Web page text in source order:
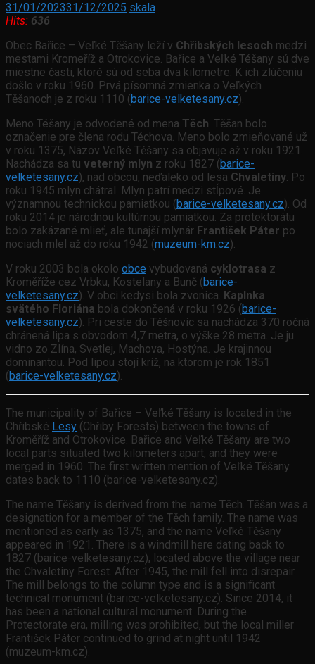
31/01/202331/12/2025 skala
Hits: 636
Obec Bařice – Veľké Těšany leží v Chřibských lesoch medzi
mestami Kromeříž a Otrokovice. Bařice a Veľké Téšany sú dve
miestne časti, ktoré sú od seba dva kilometre. K ich zlúčeniu
došlo v roku 1960. Prvá písomná zmienka o Veľkých
Těšanoch je z roku 1110 (barice-velketesany.cz).
Meno Téšany je odvodené od mena Těch. Těšan bolo
označenie pre člena rodu Téchova. Meno bolo zmieňované už
v roku 1375, Názov Veľké Těšany sa objavuje až v roku 1921.
Nachádza sa tu veterný mlyn z roku 1827 (barice-
velketesany.cz), nad obcou, neďaleko od lesa Chvaletiny. Po
roku 1945 mlyn chátral. Mlyn patrí medzi stĺpové. Je
významnou technickou pamiatkou (barice-velketesany.cz). Od
roku 2014 je národnou kultúrnou pamiatkou. Za protektorátu
bolo zakázané mlieť, ale tunajší mlynár František Páter po
nociach mlel až do roku 1942 (muzeum-km.cz).
V roku 2003 bola okolo obce vybudovaná cyklotrasa z
Kroměříže cez Vrbku, Kostelany a Bunč (barice-
velketesany.cz). V obci kedysi bola zvonica. Kaplnka
svätého Floriána bola dokončená v roku 1926 (barice-
velketesany.cz). Pri ceste do Těšnovíc sa nachádza 370 ročná
chránená lipa s obvodom 4,7 metra, o výške 28 metra. Je ju
vidno zo Zlína, Svetlej, Machova, Hostýna. Je krajinnou
dominantou. Pod lipou stojí kríž, na ktorom je rok 1851
(barice-velketesany.cz).
The municipality of Bařice – Veľké Těšany is located in the
Chřibské Lesy (Chřiby Forests) between the towns of
Kroměříž and Otrokovice. Bařice and Veľké Těšany are two
local parts situated two kilometers apart, and they were
merged in 1960. The first written mention of Veľké Těšany
dates back to 1110 (barice-velketesany.cz).
The name Těšany is derived from the name Těch. Těšan was a
designation for a member of the Těch family. The name was
mentioned as early as 1375, and the name Veľké Těšany
appeared in 1921. There is a windmill here dating back to
1827 (barice-velketesany.cz), located above the village near
the Chvaletiny Forest. After 1945, the mill fell into disrepair.
The mill belongs to the column type and is a significant
technical monument (barice-velketesany.cz). Since 2014, it
has been a national cultural monument. During the
Protectorate era, milling was prohibited, but the local miller
František Páter continued to grind at night until 1942
(muzeum-km.cz).